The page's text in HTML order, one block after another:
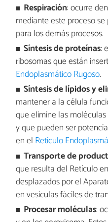
Respiración: ocurre
mediante este proceso
para los demás procesos.
Síntesis de proteínas:
ribosomas que están
Endoplasmático Rugoso.
Síntesis de lípidos y
mantener a la célula
que elimine las
y que pueden ser
en el Retículo
Transporte de
que resulta del Retículo
desplazados por el
en vesículas fáciles de
Procesar moléculas: